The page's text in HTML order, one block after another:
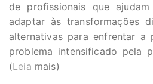
de profissionais que
adaptar às transformações
alternativas para enfrentar a
problema intensificado pela
(Leia mais)